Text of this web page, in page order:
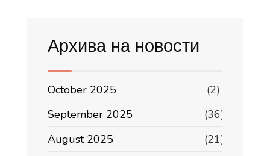
Архива на новости
October 2025
(2)
September 2025
(36)
August 2025
(21)